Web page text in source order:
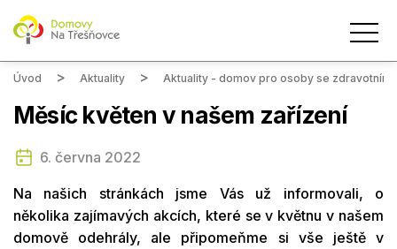
Úvod Aktuality Aktuality - domov pro osoby se zdravotním
Měsíc květen v našem zařízení
6. června 2022
Na našich stránkách jsme Vás už informovali, o
několika zajímavých akcích, které se v květnu v našem
domově odehrály, ale připomeňme si vše ještě v